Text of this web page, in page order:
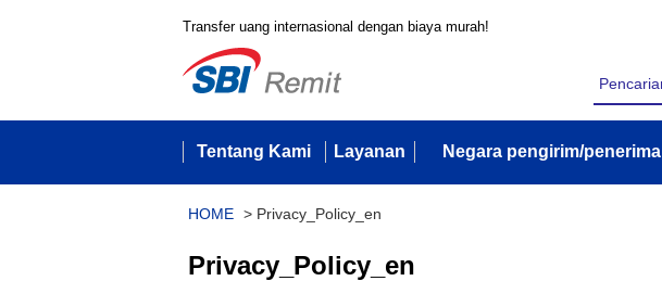
Transfer uang internasional dengan biaya murah!
Tentang Kami Layanan Negara pengirim/penerima
HOME > Privacy_Policy_en
Privacy_Policy_en